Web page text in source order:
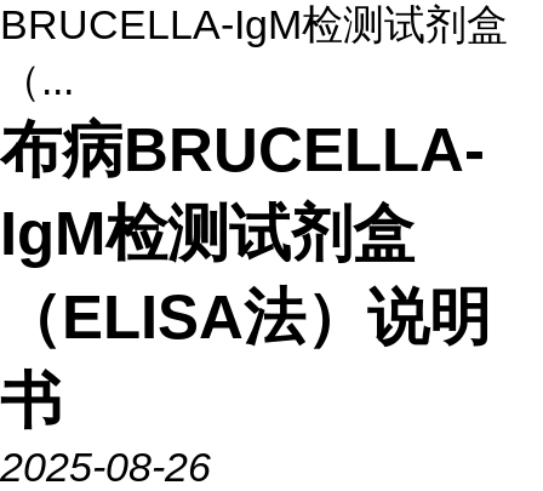
BRUCELLA-IgM检测试剂盒
（...
布病BRUCELLA-
IgM检测试剂盒
（ELISA法）说明
书
2025-08-26